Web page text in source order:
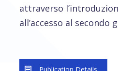
attraverso
all’accesso al secondo